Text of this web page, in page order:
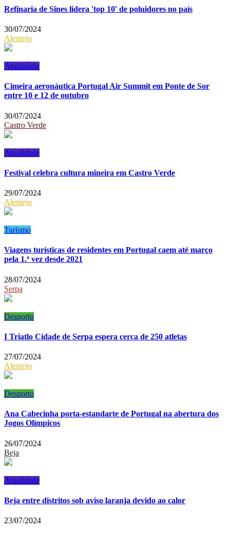
Refinaria de Sines lidera 'top 10' de poluidores no país
30/07/2024
Alentejo
Atualidade
Cimeira aeronáutica Portugal Air Summit em Ponte de Sor
entre 10 e 12 de outubro
30/07/2024
Castro Verde
Atualidade
Festival celebra cultura mineira em Castro Verde
29/07/2024
Alentejo
Turismo
Viagens turísticas de residentes em Portugal caem até março
pela 1.ª vez desde 2021
28/07/2024
Serpa
Desporto
I Triatlo Cidade de Serpa espera cerca de 250 atletas
27/07/2024
Alentejo
Desporto
Ana Cabecinha porta-estandarte de Portugal na abertura dos
Jogos Olímpicos
26/07/2024
Beja
Atualidade
Beja entre distritos sob aviso laranja devido ao calor
23/07/2024